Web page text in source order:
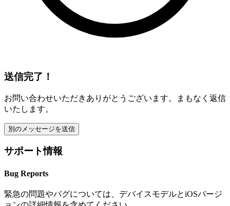
送信完了！
お問い合わせいただきありがとうございます。まもなく返信
いたします。
別のメッセージを送信
サポート情報
Bug Reports
緊急の問題やバグについては、デバイスモデルとiOSバージ